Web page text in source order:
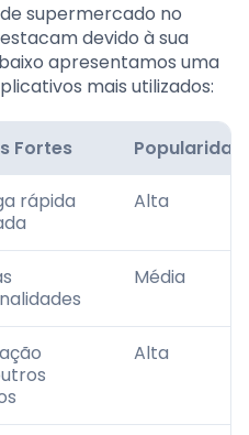
supermercado no
devido à sua
apresentamos uma
mais utilizados:
Fortes
rápida
Alta
Média
Alta